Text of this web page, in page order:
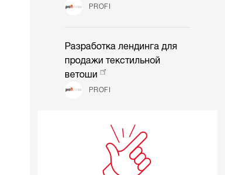
PROFI
Разработка лендинга для
продажи текстильной
ветоши
PROFI